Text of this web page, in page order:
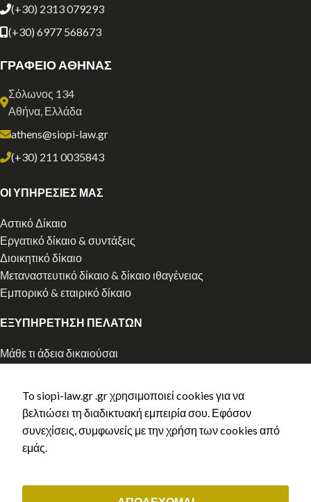
(+30) 2313 079293
(+30) 6977 568673
ΓΡΑΦΕΙΟ ΑΘΗΝΑΣ
Σόλωνος 134
Αθήνα, Ελλάδα
athens@siopi-law.gr
(+30) 211 0035843
ΟΙ ΥΠΗΡΕΣΙΕΣ ΜΑΣ
Αστικό Δίκαιο
Εργατικό δίκαιο & συντάξεις
Διοικητικό δίκαιο
Μεταναστευτικό δίκαιο & δίκαιο ιθαγένειας
Εμπορικό & εταιρικό δίκαιο
ΕΞΥΠΗΡΕΤΗΣΗ ΠΕΛΑΤΩΝ
Μάθε τι άδεια δικαιούσαι
Ελληνική Ιθαγένεια
Κλείστε ραντεβού
Τρόποι Πληρωμής
Πολιτική Aπορρήτου
To siopi-law.gr .gr χρησιμοποιεί cookies για να
βελτιώσει τη διαδικτυακή εμπειρία σου. Εφόσον
συνεχίσεις, συμφωνείς με την χρήση των cookies από
εμάς.